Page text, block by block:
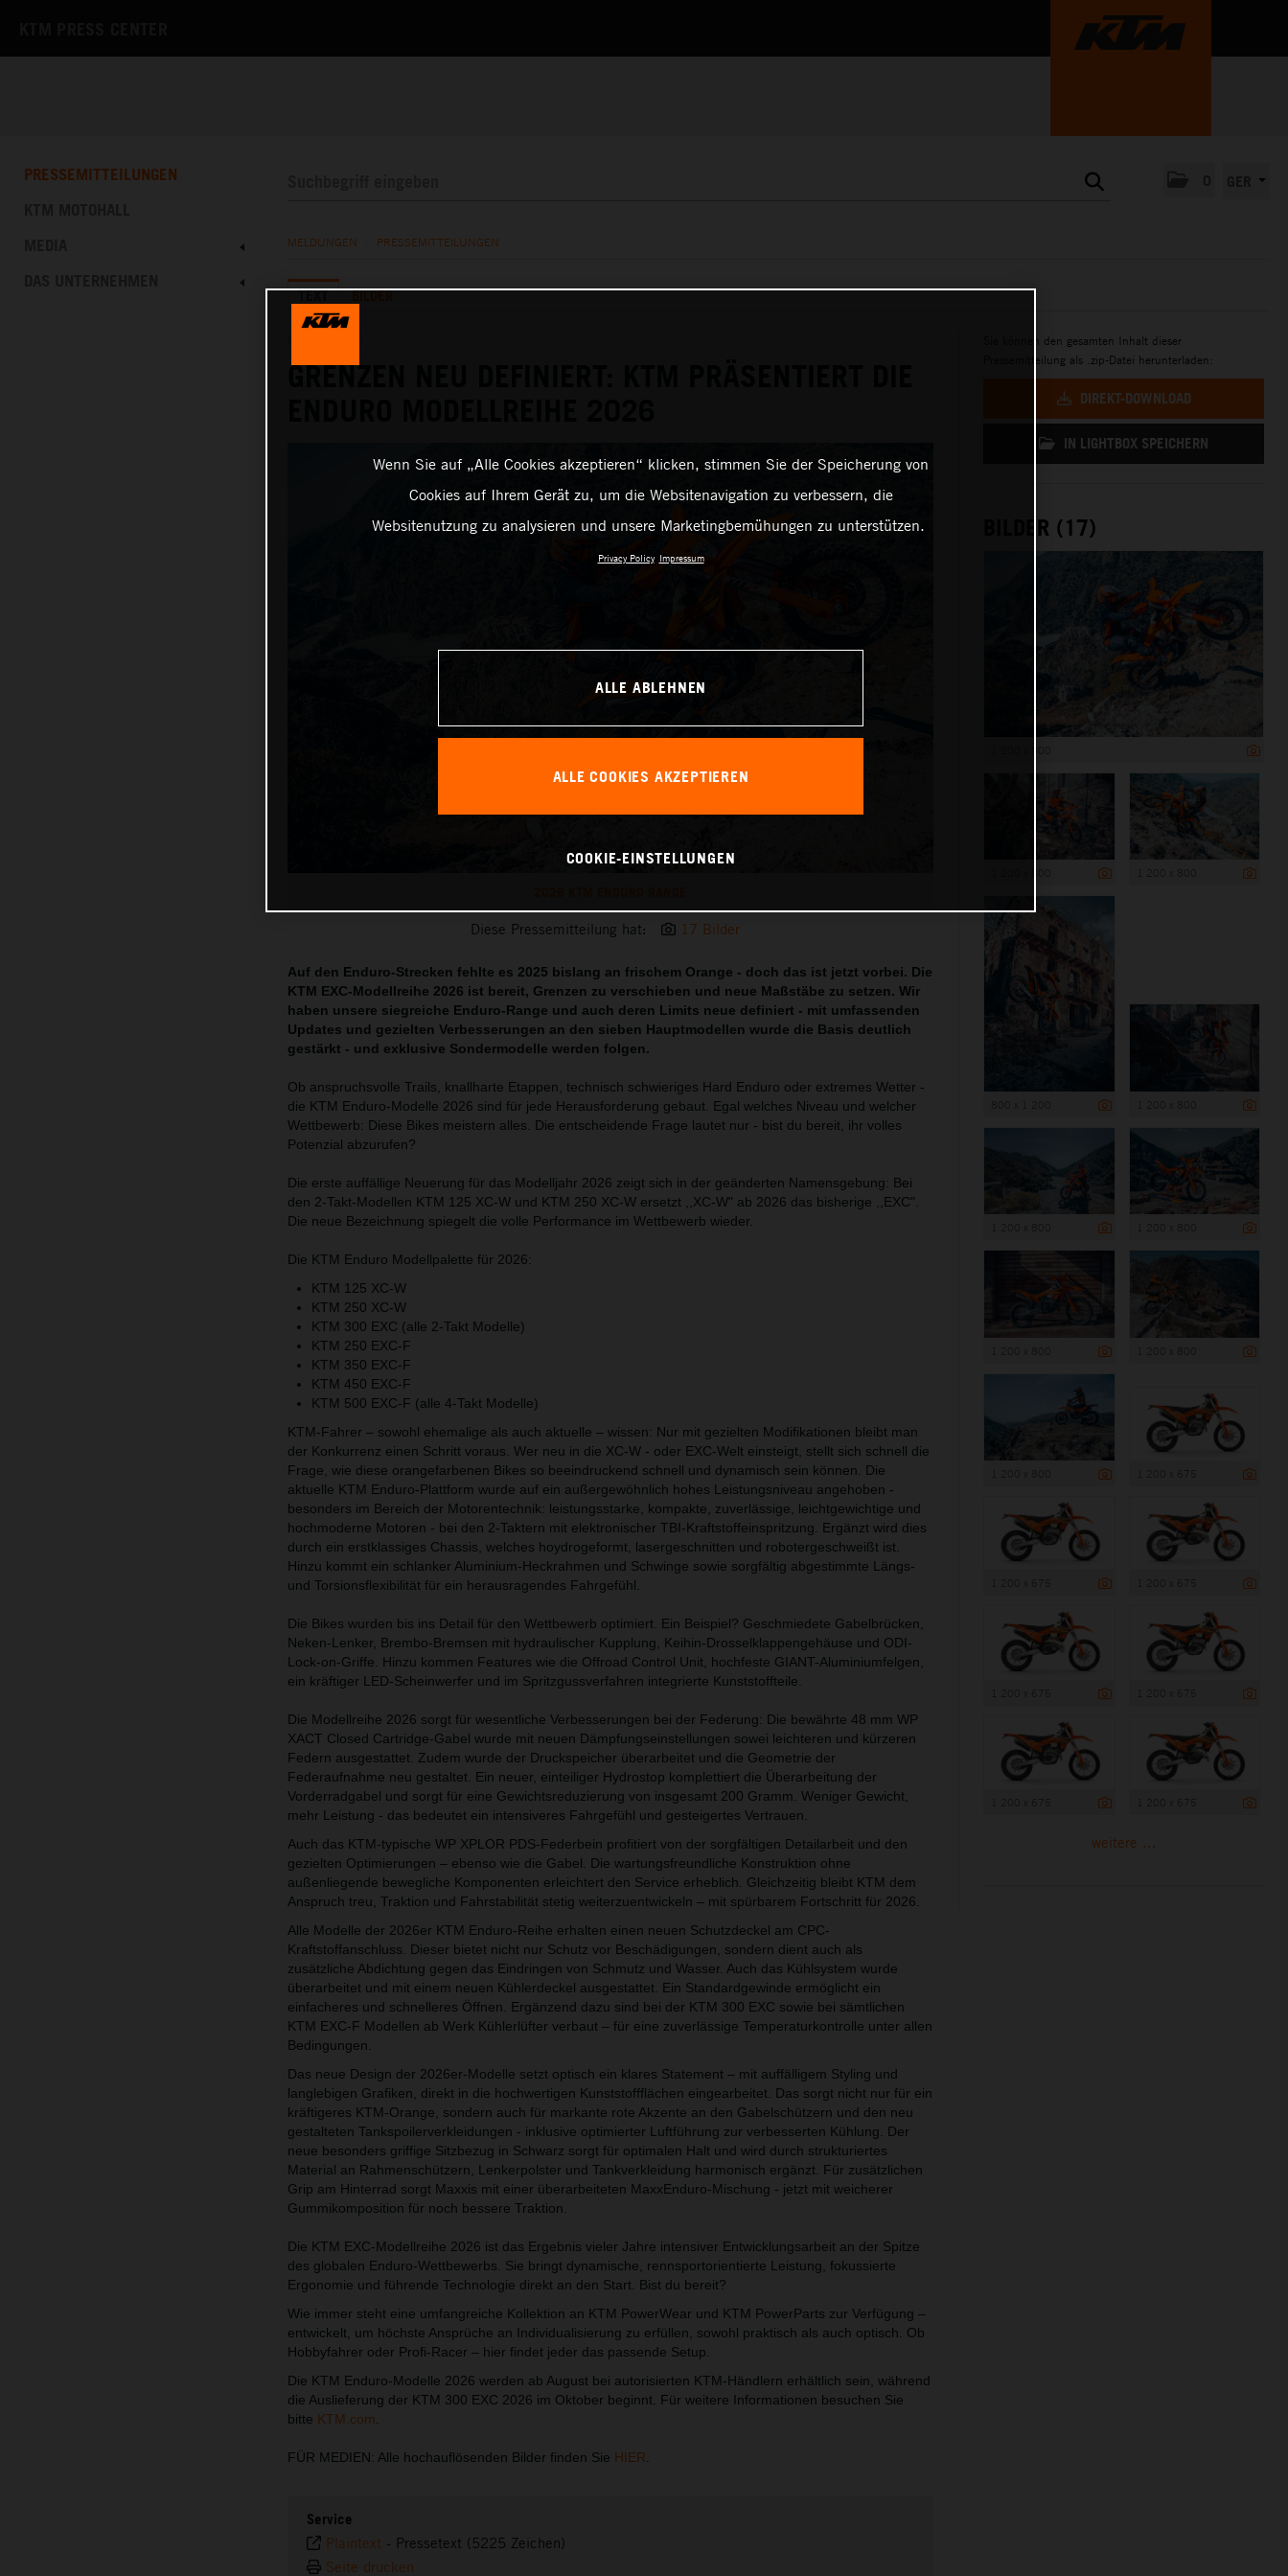
PRESSEMITTEILUNGEN
MELDUNGEN PRESSEMITTEILUNGEN
TEXT BILDER
GRENZEN NEU DEFINIERT: KTM PRÄSENTIERT DIE
Diese Pressemitteilung hat: 17 Bilder
Auf den Enduro-Strecken fehlte es 2025 bislang an frischem Orange - doch das ist jetzt vorbei. Die
KTM EXC-Modellreihe 2026 ist bereit, Grenzen zu verschieben und neue Maßstäbe zu setzen. Wir
haben unsere siegreiche Enduro-Range und auch deren Limits neue definiert - mit umfassenden
Updates und gezielten Verbesserungen an den sieben Hauptmodellen wurde die Basis deutlich
gestärkt - und exklusive Sondermodelle werden folgen.
Ob anspruchsvolle Trails, knallharte Etappen, technisch schwieriges Hard Enduro oder extremes Wetter -
die KTM Enduro-Modelle 2026 sind für jede Herausforderung gebaut. Egal welches Niveau und welcher
Wettbewerb: Diese Bikes meistern alles. Die entscheidende Frage lautet nur - bist du bereit, ihr volles
Potenzial abzurufen?
Die erste auffällige Neuerung für das Modelljahr 2026 zeigt sich in der geänderten Namensgebung: Bei
den 2-Takt-Modellen KTM 125 XC-W und KTM 250 XC-W ersetzt ,,XC-W" ab 2026 das bisherige ,,EXC".
Die neue Bezeichnung spiegelt die volle Performance im Wettbewerb wieder.
Die KTM Enduro Modellpalette für 2026:
KTM 125 XC-W
KTM 250 XC-W
KTM 300 EXC (alle 2-Takt Modelle)
KTM 250 EXC-F
KTM 350 EXC-F
KTM 450 EXC-F
KTM 500 EXC-F (alle 4-Takt Modelle)
KTM-Fahrer – sowohl ehemalige als auch aktuelle – wissen: Nur mit gezielten Modifikationen bleibt man
der Konkurrenz einen Schritt voraus. Wer neu in die XC-W - oder EXC-Welt einsteigt, stellt sich schnell die
Frage, wie diese orangefarbenen Bikes so beeindruckend schnell und dynamisch sein können. Die
aktuelle KTM Enduro-Plattform wurde auf ein außergewöhnlich hohes Leistungsniveau angehoben -
besonders im Bereich der Motorentechnik: leistungsstarke, kompakte, zuverlässige, leichtgewichtige und
hochmoderne Motoren - bei den 2-Taktern mit elektronischer TBI-Kraftstoffeinspritzung. Ergänzt wird dies
durch ein erstklassiges Chassis, welches hoydrogeformt, lasergeschnitten und robotergeschweißt ist.
Hinzu kommt ein schlanker Aluminium-Heckrahmen und Schwinge sowie sorgfältig abgestimmte Längs-
und Torsionsflexibilität für ein herausragendes Fahrgefühl.
Die Bikes wurden bis ins Detail für den Wettbewerb optimiert. Ein Beispiel? Geschmiedete Gabelbrücken,
Neken-Lenker, Brembo-Bremsen mit hydraulischer Kupplung, Keihin-Drosselklappengehäuse und ODI-
Lock-on-Griffe. Hinzu kommen Features wie die Offroad Control Unit, hochfeste GIANT-Aluminiumfelgen,
ein kräftiger LED-Scheinwerfer und im Spritzgussverfahren integrierte Kunststoffteile.
Die Modellreihe 2026 sorgt für wesentliche Verbesserungen bei der Federung: Die bewährte 48 mm WP
XACT Closed Cartridge-Gabel wurde mit neuen Dämpfungseinstellungen sowei leichteren und kürzeren
Federn ausgestattet. Zudem wurde der Druckspeicher überarbeitet und die Geometrie der
Federaufnahme neu gestaltet. Ein neuer, einteiliger Hydrostop komplettiert die Überarbeitung der
Vorderradgabel und sorgt für eine Gewichtsreduzierung von insgesamt 200 Gramm. Weniger Gewicht,
mehr Leistung - das bedeutet ein intensiveres Fahrgefühl und gesteigertes Vertrauen.
Auch das KTM-typische WP XPLOR PDS-Federbein profitiert von der sorgfältigen Detailarbeit und den
gezielten Optimierungen – ebenso wie die Gabel. Die wartungsfreundliche Konstruktion ohne
außenliegende bewegliche Komponenten erleichtert den Service erheblich. Gleichzeitig bleibt KTM dem
Anspruch treu, Traktion und Fahrstabilität stetig weiterzuentwickeln – mit spürbarem Fortschritt für 2026.
Alle Modelle der 2026er KTM Enduro-Reihe erhalten einen neuen Schutzdeckel am CPC-
Kraftstoffanschluss. Dieser bietet nicht nur Schutz vor Beschädigungen, sondern dient auch als
zusätzliche Abdichtung gegen das Eindringen von Schmutz und Wasser. Auch das Kühlsystem wurde
überarbeitet und mit einem neuen Kühlerdeckel ausgestattet. Ein Standardgewinde ermöglicht ein
einfacheres und schnelleres Öffnen. Ergänzend dazu sind bei der KTM 300 EXC sowie bei sämtlichen
KTM EXC-F Modellen ab Werk Kühlerlüfter verbaut – für eine zuverlässige Temperaturkontrolle unter allen
Bedingungen.
Das neue Design der 2026er-Modelle setzt optisch ein klares Statement – mit auffälligem Styling und
langlebigen Grafiken, direkt in die hochwertigen Kunststoffflächen eingearbeitet. Das sorgt nicht nur für ein
kräftigeres KTM-Orange, sondern auch für markante rote Akzente an den Gabelschützern und den neu
gestalteten Tankspoilerverkleidungen - inklusive optimierter Luftführung zur verbesserten Kühlung. Der
neue besonders griffige Sitzbezug in Schwarz sorgt für optimalen Halt und wird durch strukturiertes
Material an Rahmenschützern, Lenkerpolster und Tankverkleidung harmonisch ergänzt. Für zusätzlichen
Grip am Hinterrad sorgt Maxxis mit einer überarbeiteten MaxxEnduro-Mischung - jetzt mit weicherer
Gummikomposition für noch bessere Traktion.
Die KTM EXC-Modellreihe 2026 ist das Ergebnis vieler Jahre intensiver Entwicklungsarbeit an der Spitze
des globalen Enduro-Wettbewerbs. Sie bringt dynamische, rennsportorientierte Leistung, fokussierte
Ergonomie und führende Technologie direkt an den Start. Bist du bereit?
Wie immer steht eine umfangreiche Kollektion an KTM PowerWear und KTM PowerParts zur Verfügung –
entwickelt, um höchste Ansprüche an Individualisierung zu erfüllen, sowohl praktisch als auch optisch. Ob
Hobbyfahrer oder Profi-Racer – hier findet jeder das passende Setup.
Die KTM Enduro-Modelle 2026 werden ab August bei autorisierten KTM-Händlern erhältlich sein, während
die Auslieferung der KTM 300 EXC 2026 im Oktober beginnt. Für weitere Informationen besuchen Sie
bitte KTM.com.
FÜR MEDIEN: Alle hochauflösenden Bilder finden Sie HIER.
Service
Plaintext - Pressetext (5225 Zeichen)
Seite drucken
Sie können den gesamten Inhalt dieser
Pressemitteilung als .zip-Datei herunterladen:
DIREKT-DOWNLOAD
IN LIGHTBOX SPEICHERN
BILDER (17)
weitere ...
Wenn Sie auf „Alle Cookies akzeptieren“ klicken, stimmen Sie der Speicherung von
Cookies auf Ihrem Gerät zu, um die Websitenavigation zu verbessern, die
Websitenutzung zu analysieren und unsere Marketingbemühungen zu unterstützen.
Privacy Policy Impressum
ALLE ABLEHNEN
ALLE COOKIES AKZEPTIEREN
COOKIE-EINSTELLUNGEN